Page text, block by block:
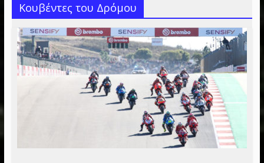
Κουβέντες του Δρόμου